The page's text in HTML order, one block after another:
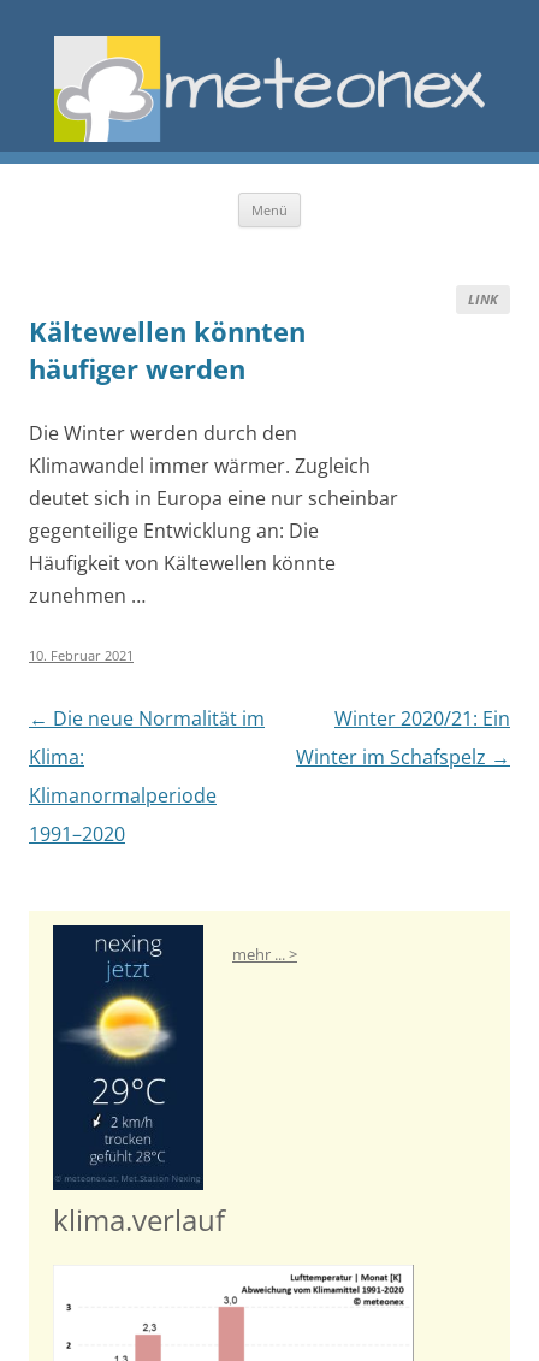
Menü
LINK
Kältewellen könnten
häufiger werden
Die Winter werden durch den
Klimawandel immer wärmer. Zugleich
deutet sich in Europa eine nur scheinbar
gegenteilige Entwicklung an: Die
Häufigkeit von Kältewellen könnte
zunehmen …
10. Februar 2021
Artikel-Navigation
← Die neue Normalität im
Klima:
Klimanormalperiode
1991–2020
Winter 2020/21: Ein
Winter im Schafspelz →
mehr ... >
klima.verlauf